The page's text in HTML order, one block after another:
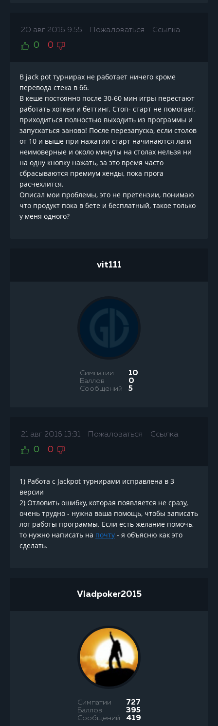
20 авг 2016 9:55 Пожаловаться Ссылка
0 0
В jack pot турнирах не работает ничего кроме
перевода стека в бб.
В кеше постоянно после 30-60 мин игры перестают
работать хоткеи и беттинг. Стоп- старт не помогает,
приходиться полностью выходить из программы и
запускаться заново! После перезапуска, если столов
от 10 и выше при нажатии старт начинаются лаги
неимоверные и около минуты на столах нельзя ни
на одну кнопку нажать, за это время часто
сбрасываются премиум хенды, пока прога
расчехлится.
Описал мои проблемы, это не претензии, понимаю
что продукт пока в бете и бесплатный, такое только
у меня одного?
vit111
Симпатии 10
Баллов 0
Сообщений 5
21 авг 2016 13:31 Пожаловаться Ссылка
0 0
1) Работа с Jackpot турнирами исправлена в 3
версии
2) Отловить ошибку, которая появляется не сразу,
очень трудно - нужна ваша помощь, чтобы записать
лог работы программы. Если есть желание помочь,
то нужно написать на почту - я объясню как это
сделать.
Vladpoker2015
Симпатии 727
Баллов 395
Сообщений 419